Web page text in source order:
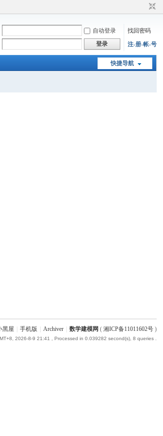
自动登录
找回密码
登录 注-册-帐-号
快捷导航
黑屋 手机版 Archiver 数学建模网 ( 湘ICP备11011602号)
2026-8-9 21:41 , Processed in 0.039282 second(s), 8 queries .